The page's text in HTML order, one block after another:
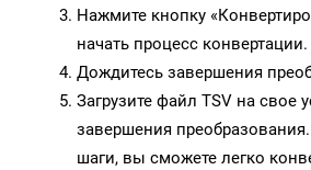
Нажмите кнопку
начать процесс конвертации.
Дождитесь завершения
Загрузите файл TSV на свое
завершения
шаги, вы сможете легко